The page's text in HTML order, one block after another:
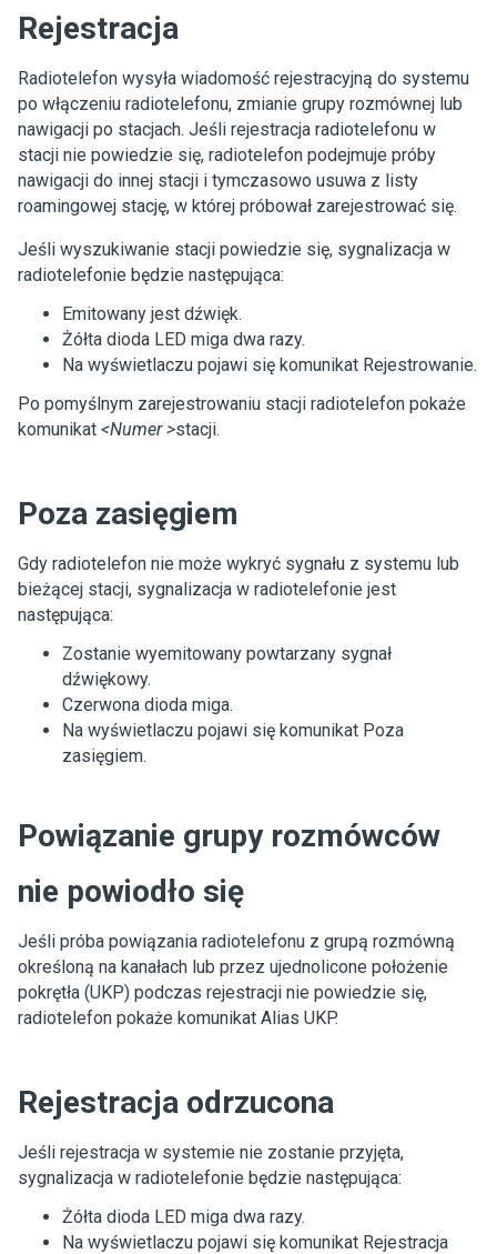
Rejestracja
Radiotelefon wysyła wiadomość rejestracyjną do systemu
po włączeniu radiotelefonu, zmianie grupy rozmównej lub
nawigacji po stacjach. Jeśli rejestracja radiotelefonu w
stacji nie powiedzie się, radiotelefon podejmuje próby
nawigacji do innej stacji i tymczasowo usuwa z listy
roamingowej stację, w której próbował zarejestrować się.
Jeśli wyszukiwanie stacji powiedzie się, sygnalizacja w
radiotelefonie będzie następująca:
Emitowany jest dźwięk.
Żółta dioda LED miga dwa razy.
Na wyświetlaczu pojawi się komunikat Rejestrowanie.
Po pomyślnym zarejestrowaniu stacji radiotelefon pokaże
komunikat <Numer >stacji.
Poza zasięgiem
Gdy radiotelefon nie może wykryć sygnału z systemu lub
bieżącej stacji, sygnalizacja w radiotelefonie jest
następująca:
Zostanie wyemitowany powtarzany sygnał
dźwiękowy.
Czerwona dioda miga.
Na wyświetlaczu pojawi się komunikat Poza
zasięgiem.
Powiązanie grupy rozmówców
nie powiodło się
Jeśli próba powiązania radiotelefonu z grupą rozmówną
określoną na kanałach lub przez ujednolicone położenie
pokrętła (UKP) podczas rejestracji nie powiedzie się,
radiotelefon pokaże komunikat Alias UKP.
Rejestracja odrzucona
Jeśli rejestracja w systemie nie zostanie przyjęta,
sygnalizacja w radiotelefonie będzie następująca:
Żółta dioda LED miga dwa razy.
Na wyświetlaczu pojawi się komunikat Rejestracja